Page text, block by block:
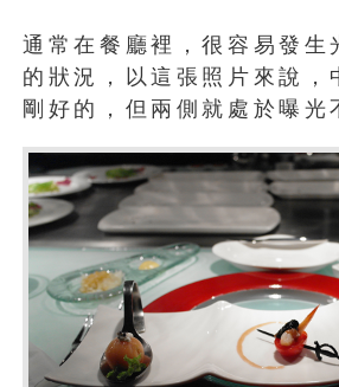
通常在餐廳裡，很容易發生
的狀況，以這張照片來說，
剛好的，但兩側就處於曝光